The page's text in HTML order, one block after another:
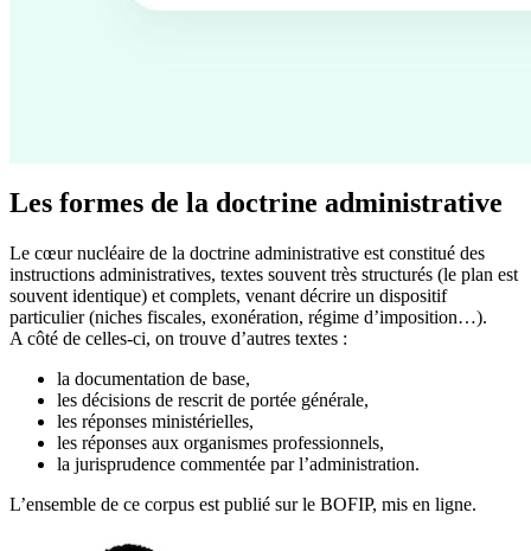
Les formes de la doctrine administrative
Le cœur nucléaire de la doctrine administrative est constitué des
instructions administratives, textes souvent très structurés (le plan est
souvent identique) et complets, venant décrire un dispositif
particulier (niches fiscales, exonération, régime d’imposition…).
A côté de celles-ci, on trouve d’autres textes :
la documentation de base,
les décisions de rescrit de portée générale,
les réponses ministérielles,
les réponses aux organismes professionnels,
la jurisprudence commentée par l’administration.
L’ensemble de ce corpus est publié sur le BOFIP, mis en ligne.